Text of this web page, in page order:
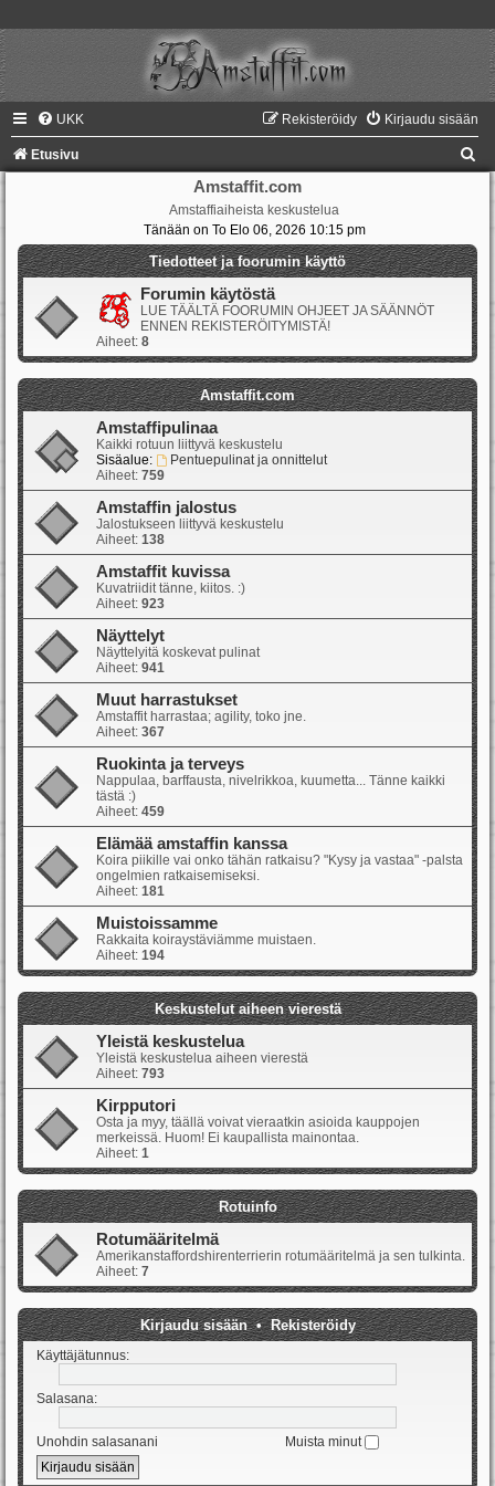
UKK Kirjaudu sisään
Rekisteröidy
Etusivu
Amstaffit.com
Amstaffiaiheista keskustelua
Tänään on To Elo 06, 2026 10:15 pm
Tiedotteet ja foorumin käyttö
Forumin käytöstä
LUE TÄÄLTÄ FOORUMIN OHJEET JA SÄÄNNÖT
ENNEN REKISTERÖITYMISTÄ!
Aiheet: 8
Amstaffit.com
Amstaffipulinaa
Kaikki rotuun liittyvä keskustelu
Sisäalue:
Pentuepulinat ja onnittelut
Aiheet: 759
Amstaffin jalostus
Jalostukseen liittyvä keskustelu
Aiheet: 138
Amstaffit kuvissa
Kuvatriidit tänne, kiitos. :)
Aiheet: 923
Näyttelyt
Näyttelyitä koskevat pulinat
Aiheet: 941
Muut harrastukset
Amstaffit harrastaa; agility, toko jne.
Aiheet: 367
Ruokinta ja terveys
Nappulaa, barffausta, nivelrikkoa, kuumetta... Tänne kaikki
tästä :)
Aiheet: 459
Elämää amstaffin kanssa
Koira piikille vai onko tähän ratkaisu? "Kysy ja vastaa" -palsta
ongelmien ratkaisemiseksi.
Aiheet: 181
Muistoissamme
Rakkaita koiraystäviämme muistaen.
Aiheet: 194
Keskustelut aiheen vierestä
Yleistä keskustelua
Yleistä keskustelua aiheen vierestä
Aiheet: 793
Kirpputori
Osta ja myy, täällä voivat vieraatkin asioida kauppojen
merkeissä. Huom! Ei kaupallista mainontaa.
Aiheet: 1
Rotuinfo
Rotumääritelmä
Amerikanstaffordshirenterrierin rotumääritelmä ja sen tulkinta.
Aiheet: 7
Kirjaudu sisään•Rekisteröidy
Käyttäjätunnus:
Salasana:
Unohdin salasanani Muista minut